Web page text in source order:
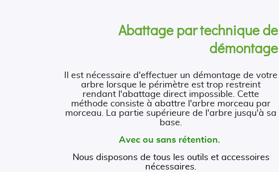
Abattage par technique de
démontage
Il est nécessaire d'effectuer un démontage de votre
arbre lorsque le périmètre est trop restreint
rendant l'abattage direct impossible. Cette
méthode consiste à abattre l'arbre morceau par
morceau. La partie supérieure de l'arbre jusqu'à sa
base.
Avec ou sans rétention.
Nous disposons de tous les outils et accessoires
nécessaires.